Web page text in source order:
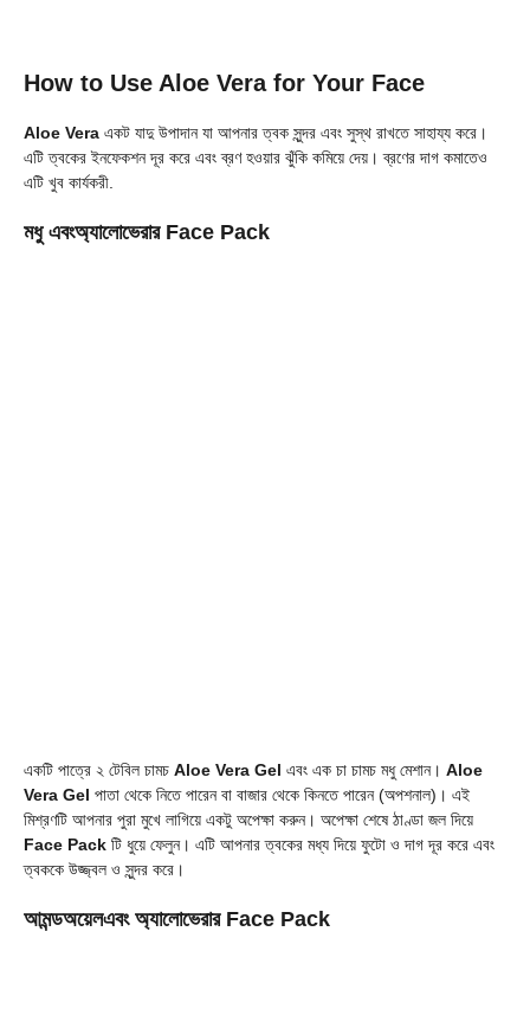
How to Use Aloe Vera for Your Face
Aloe Vera একট যাদু উপাদান যা আপনার ত্বক সুন্দর এবং সুস্থ রাখতে সাহায্য করে।
এটি ত্বকের ইনফেকশন দূর করে এবং ব্রণ হওয়ার ঝুঁকি কমিয়ে দেয়। ব্রণের দাগ কমাতেও
এটি খুব কার্যকরী.
মধু এবংঅ্যালোভেরার Face Pack
একটি পাত্রে ২ টেবিল চামচ Aloe Vera Gel এবং এক চা চামচ মধু মেশান। Aloe
Vera Gel পাতা থেকে নিতে পারেন বা বাজার থেকে কিনতে পারেন (অপশনাল)। এই
মিশ্রণটি আপনার পুরা মুখে লাগিয়ে একটু অপেক্ষা করুন। অপেক্ষা শেষে ঠাণ্ডা জল দিয়ে
Face Pack টি ধুয়ে ফেলুন। এটি আপনার ত্বকের মধ্য দিয়ে ফুটো ও দাগ দূর করে এবং
ত্বককে উজ্জ্বল ও সুন্দর করে।
আমন্ডঅয়েলএবং অ্যালোভেরার Face Pack